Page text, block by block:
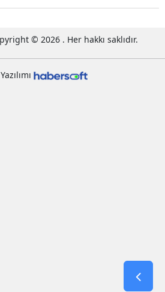
© 2026 . Her hakkı saklıdır.